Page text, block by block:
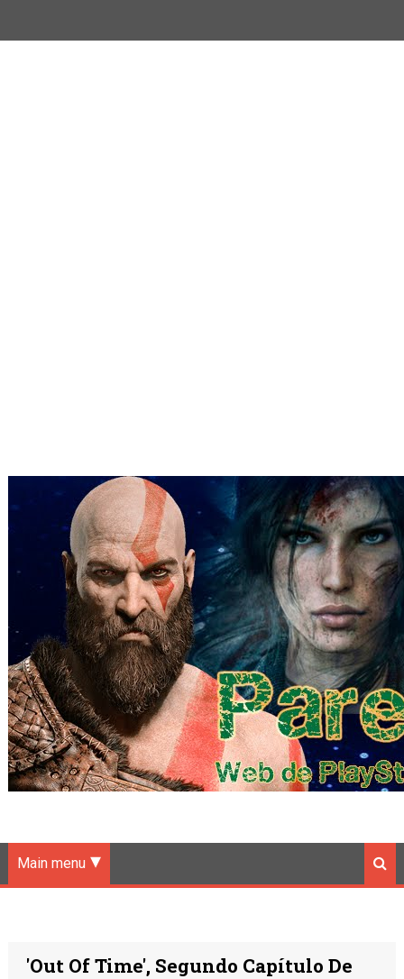
Main menu
'Out Of Time', Segundo Capítulo De